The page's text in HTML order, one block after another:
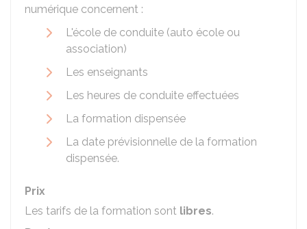
numérique concernent :
L'école de conduite (auto école ou
association)
Les enseignants
Les heures de conduite effectuées
La formation dispensée
La date prévisionnelle de la formation
dispensée.
Prix
Les tarifs de la formation sont libres.